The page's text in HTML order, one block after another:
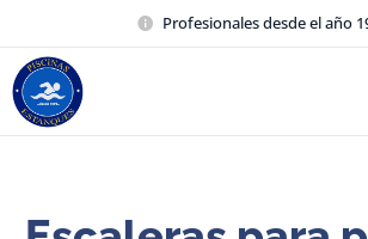
Profesionales desde el año